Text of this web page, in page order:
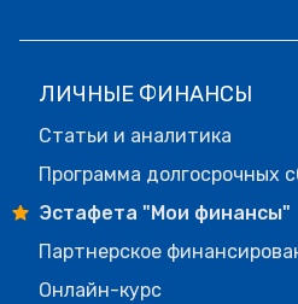
ЛИЧНЫЕ ФИНАНСЫ
Статьи и аналитика
Программа долгосрочных
Эстафета "Мои финансы"
Партнерское
Онлайн-курс